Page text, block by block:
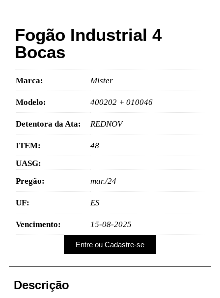
Fogão Industrial 4
Bocas
Marca: Mister
Modelo: 400202 + 010046
Detentora da Ata: REDNOV
ITEM:
48
UASG:
Pregão:
mar./24
UF: ES
Vencimento: 15-08-2025
Entre ou Cadastre-se
Descrição